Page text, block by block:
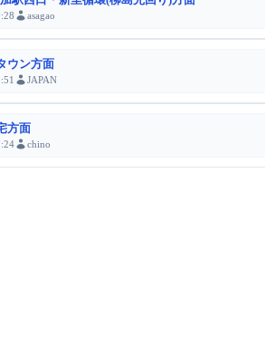
asagao
ウン方面
JAPAN
方面
chino